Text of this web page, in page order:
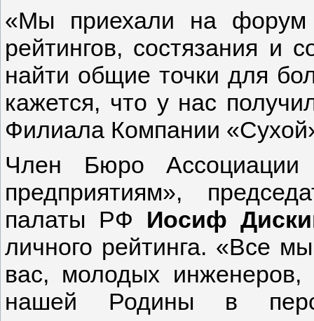
«Мы приехали на
рейтингов, состязания и
найти общие точки для
кажется, что у нас
Филиала Компании
Член Бюро Ассоциации
предприятиям»,
палаты РФ Иосиф
личного рейтинга. «Все
вас, молодых инженеров,
нашей Родины в